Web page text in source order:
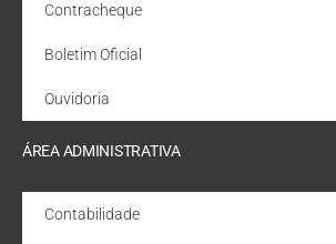
Contracheque
Boletim Oficial
Ouvidoria
ÁREA ADMINISTRATIVA
Contabilidade